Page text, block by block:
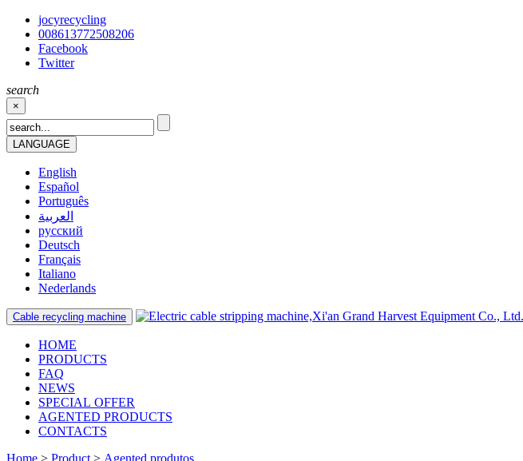
jocyrecycling
008613772508206
Facebook
Twitter
search
×
LANGUAGE
English
Español
Português
العربية
русский
Deutsch
Français
Italiano
Nederlands
Cable recycling machine
HOME
PRODUCTS
FAQ
NEWS
SPECIAL OFFER
AGENTED PRODUCTS
CONTACTS
Home > Product > Agented produtos